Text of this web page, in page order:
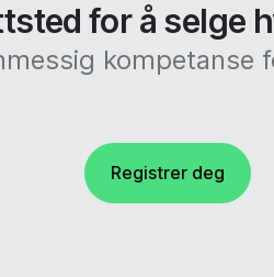
for å selge
Registrer deg